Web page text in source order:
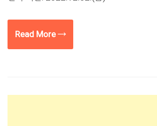
Read More →